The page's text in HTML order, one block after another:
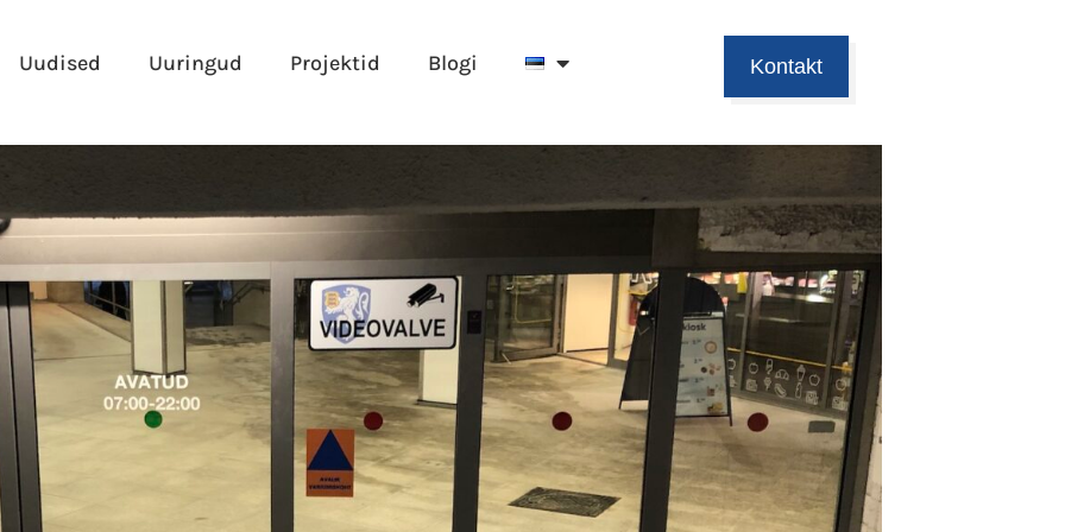
Uudised Uuringud Projektid Blogi Kontakt